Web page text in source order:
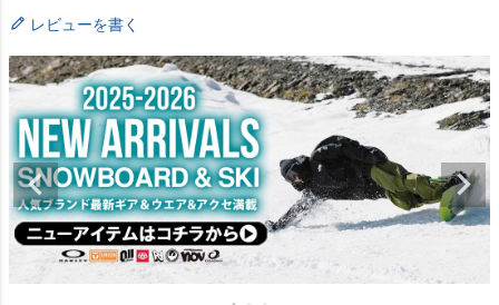
レビューを書く